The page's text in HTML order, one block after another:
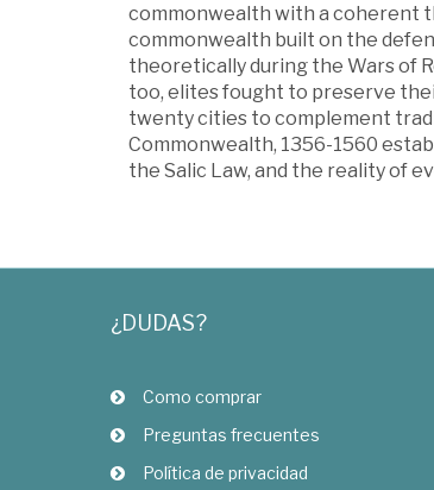
commonwealth with a coherent
commonwealth built on the
theoretically during the Wars of
too, elites fought to preserve
twenty cities to complement
Commonwealth, 1356-1560
the Salic Law, and the reality of
¿DUDAS?
Como comprar
Preguntas frecuentes
Política de privacidad